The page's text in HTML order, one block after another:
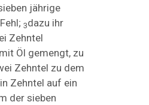
jährige
3dazu ihr
Zehntel
Öl gemengt, zu
Zehntel zu dem
Zehntel auf ein
der sieben